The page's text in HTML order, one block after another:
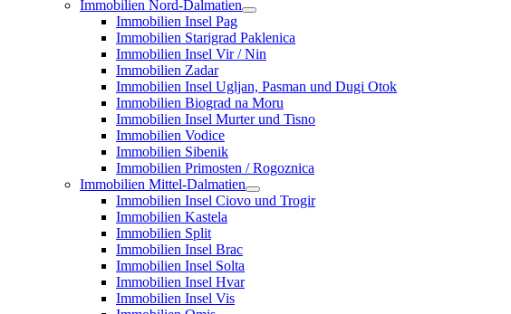
Immobilien Nord-Dalmatien
Immobilien Insel Pag
Immobilien Starigrad Paklenica
Immobilien Insel Vir / Nin
Immobilien Zadar
Immobilien Insel Ugljan, Pasman und Dugi Otok
Immobilien Biograd na Moru
Immobilien Insel Murter und Tisno
Immobilien Vodice
Immobilien Sibenik
Immobilien Primosten / Rogoznica
Immobilien Mittel-Dalmatien
Immobilien Insel Ciovo und Trogir
Immobilien Kastela
Immobilien Split
Immobilien Insel Brac
Immobilien Insel Solta
Immobilien Insel Hvar
Immobilien Insel Vis